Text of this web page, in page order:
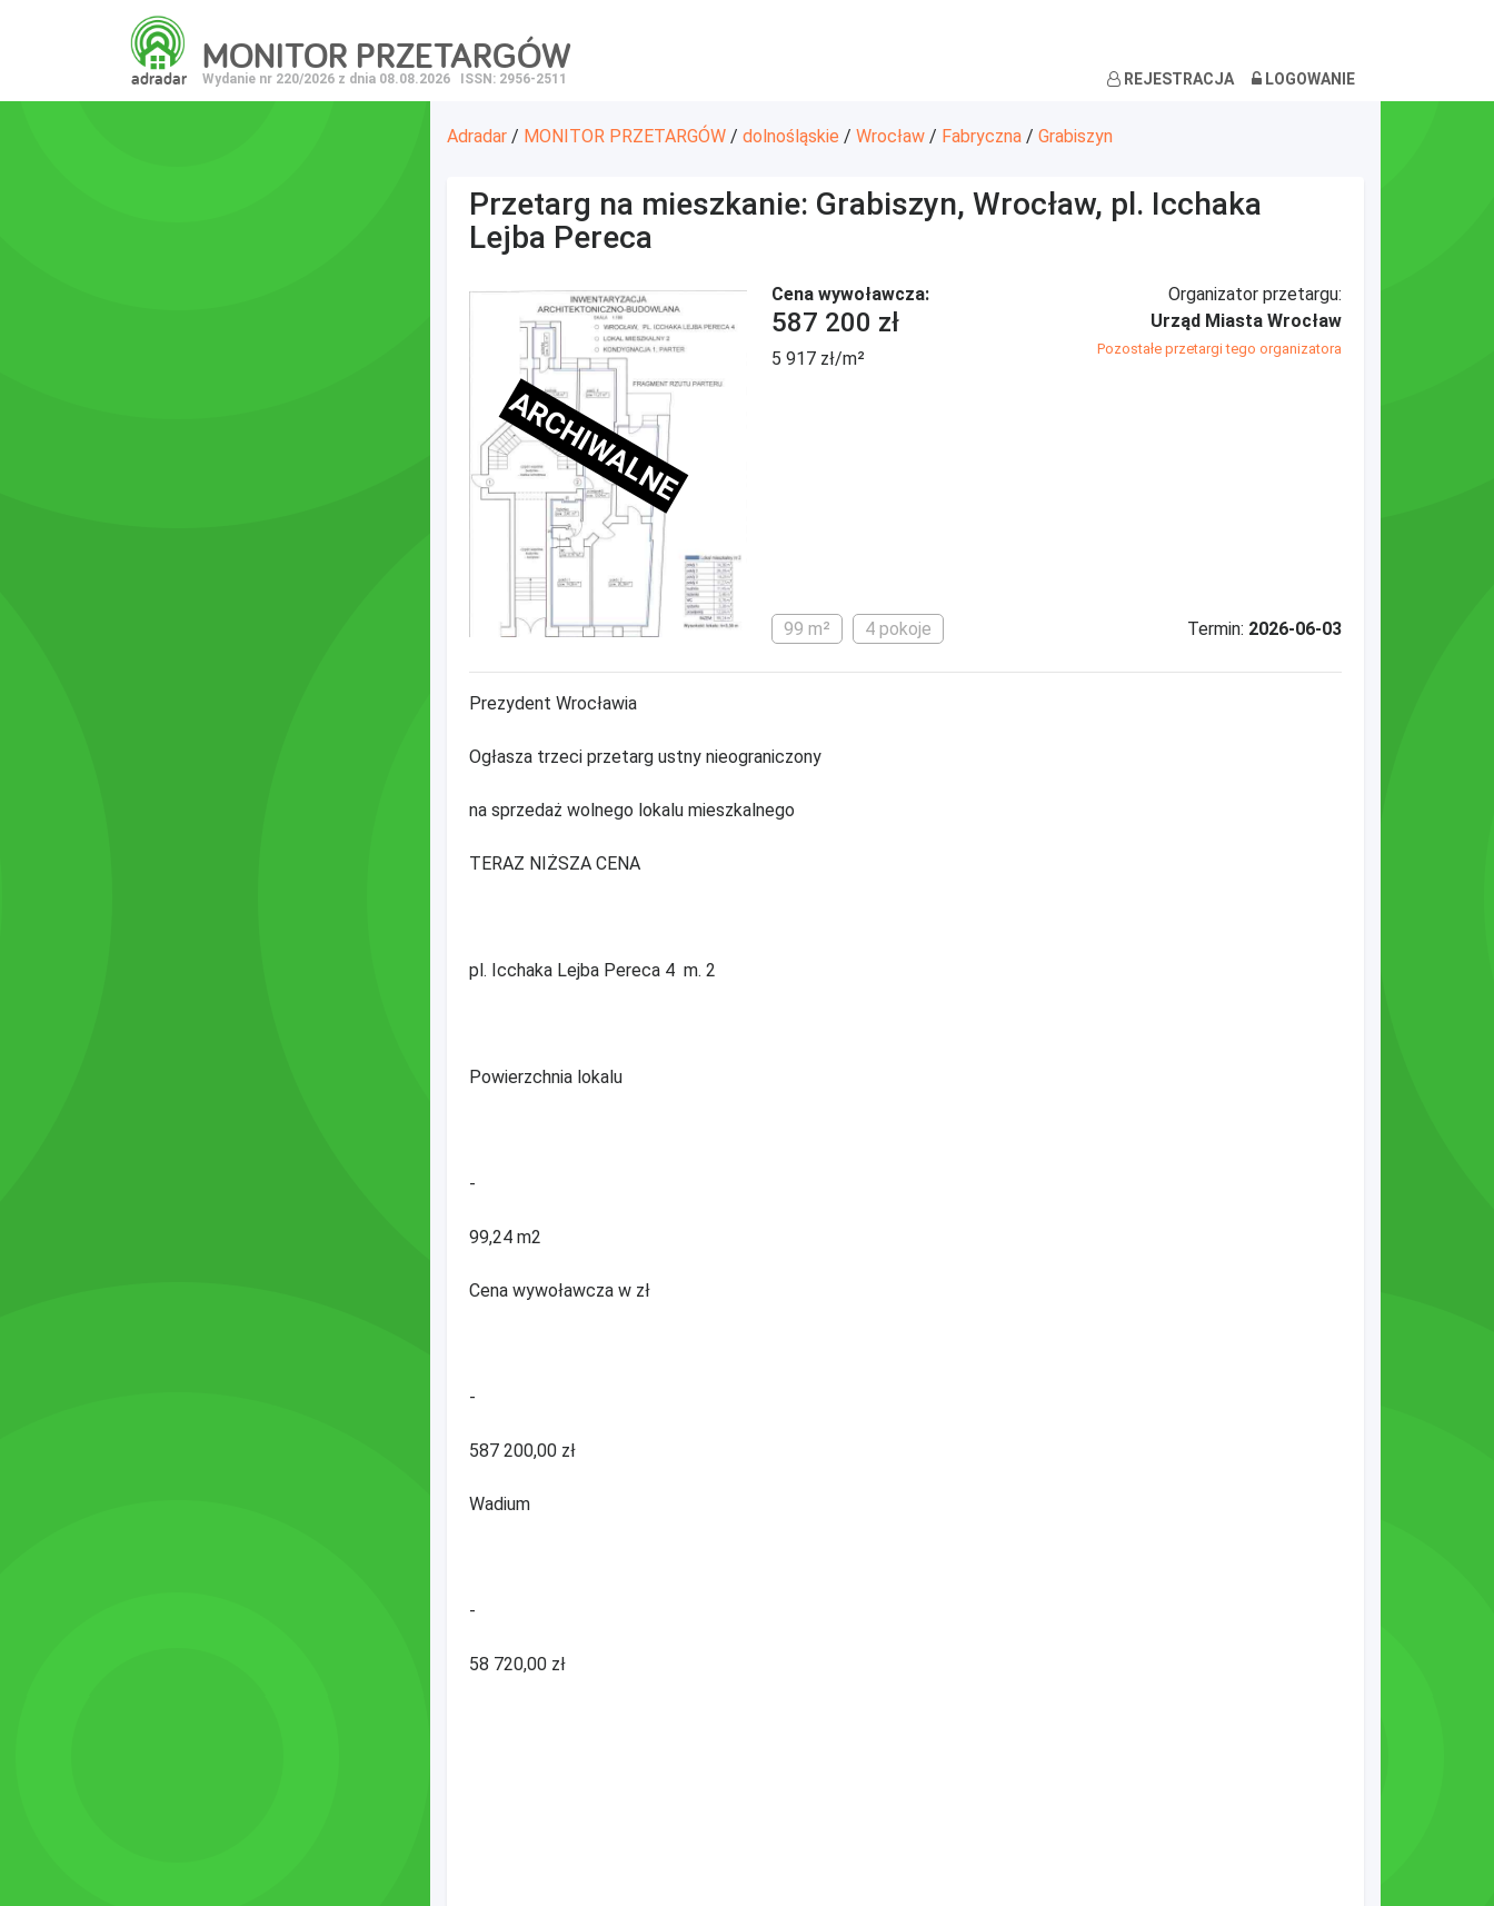
adradar
MONITOR PRZETARGÓW
Wydanie nr 220/2026 z dnia 08.08.2026 ISSN: 2956-2511 REJESTRACJA LOGOWANIE
Adradar / MONITOR PRZETARGÓW / dolnośląskie / Wrocław / Fabryczna / Grabiszyn
Przetarg na mieszkanie: Grabiszyn, Wrocław, pl. Icchaka
Lejba Pereca
ARCHIWALNE
Cena wywoławcza:
587 200 zł
5 917 zł/m²
99 m² 4 pokoje
Organizator przetargu:
Urząd Miasta Wrocław
Pozostałe przetargi tego organizatora
Termin: 2026-06-03
Prezydent Wrocławia
Ogłasza trzeci przetarg ustny nieograniczony
na sprzedaż wolnego lokalu mieszkalnego
TERAZ NIŻSZA CENA
pl. Icchaka Lejba Pereca 4 m. 2
Powierzchnia lokalu
-
99,24 m2
Cena wywoławcza w zł
-
587 200,00 zł
Wadium
-
58 720,00 zł